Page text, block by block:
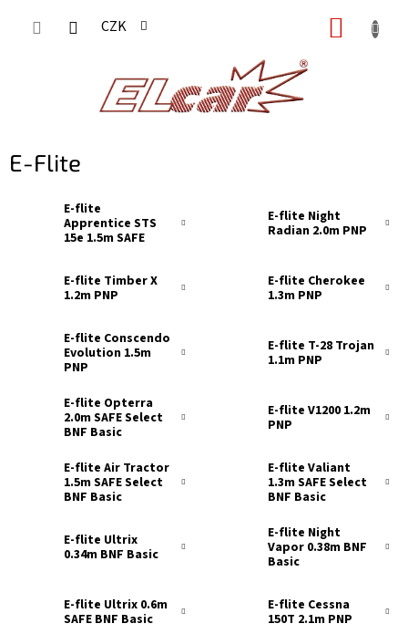
CZK
E-Flite
E-flite
Apprentice STS
15e 1.5m SAFE
E-flite Night
Radian 2.0m PNP
E-flite Timber X
1.2m PNP
E-flite Cherokee
1.3m PNP
E-flite Conscendo
Evolution 1.5m
PNP
E-flite T-28 Trojan
1.1m PNP
E-flite Opterra
2.0m SAFE Select
BNF Basic
E-flite V1200 1.2m
PNP
E-flite Air Tractor
1.5m SAFE Select
BNF Basic
E-flite Valiant
1.3m SAFE Select
BNF Basic
E-flite Ultrix
0.34m BNF Basic
E-flite Night
Vapor 0.38m BNF
Basic
E-flite Ultrix 0.6m
SAFE BNF Basic
E-flite Cessna
150T 2.1m PNP